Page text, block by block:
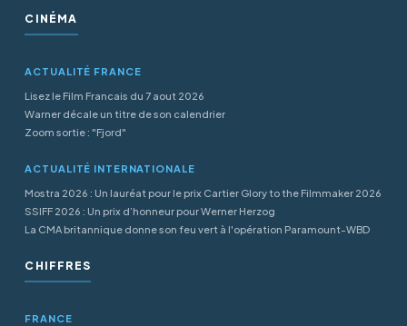
CINÉMA
ACTUALITÉ FRANCE
Lisez le Film Francais du 7 aout 2026
Warner décale un titre de son calendrier
Zoom sortie : "Fjord"
ACTUALITÉ INTERNATIONALE
Mostra 2026 : Un lauréat pour le prix Cartier Glory to the Filmmaker 2026
SSIFF 2026 : Un prix d’honneur pour Werner Herzog
La CMA britannique donne son feu vert à l'opération Paramount-WBD
CHIFFRES
FRANCE